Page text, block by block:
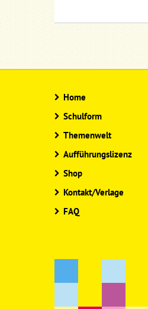
Home
Schulform
Themenwelt
Aufführungslizenz
Shop
Kontakt/Verlage
FAQ